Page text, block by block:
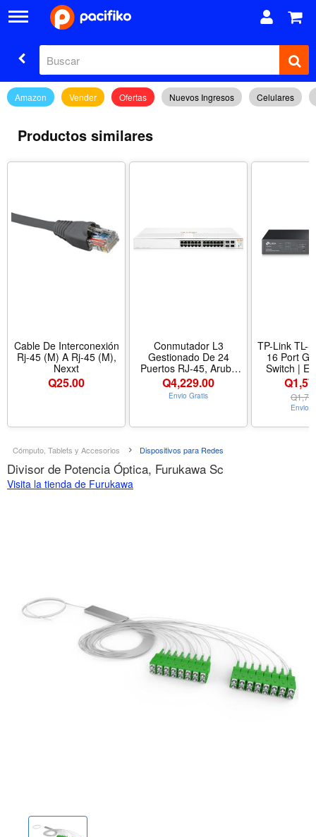
Amazon Vender Ofertas Nuevos Ingresos Celulares
Productos similares
Cable De Interconexión
Rj-45 (M) A Rj-45 (M),
Nexxt
Q25.00
Conmutador L3
Gestionado De 24
Puertos RJ-45, Aruba
Instant On 1930 24G
4SFP/SFP+ HPE
Q4,229.00
Envio Gratis
TP-Link TL-
16 Port
Switch |
Managed |
@150W |
Sturdy
Shielded
Vlan, IGMP LAG, Free
Q
Envio
Cómputo, Tablets y Accesorios Dispositivos para Redes
Divisor de Potencia Óptica, Furukawa Sc
Visita la tienda de Furukawa